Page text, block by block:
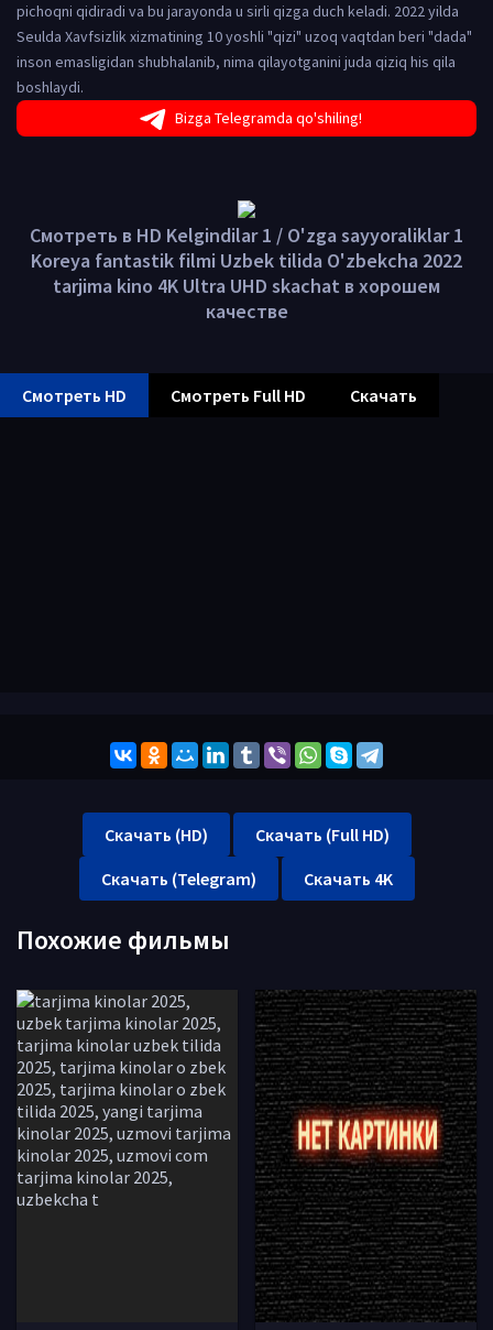
pichoqni qidiradi va bu jarayonda u sirli qizga duch keladi. 2022 yilda
Seulda Xavfsizlik xizmatining 10 yoshli "qizi" uzoq vaqtdan beri "dada"
inson emasligidan shubhalanib, nima qilayotganini juda qiziq his qila
boshlaydi.
Bizga Telegramda qo'shiling!
Смотреть в HD Kelgindilar 1 / O'zga sayyoraliklar 1
Koreya fantastik filmi Uzbek tilida O'zbekcha 2022
tarjima kino 4K Ultra UHD skachat в хорошем
качестве
Смотреть HD Смотреть Full HD Скачать
Скачать (HD)
Скачать (Full HD)
Скачать (Telegram)
Скачать 4K
Похожие фильмы